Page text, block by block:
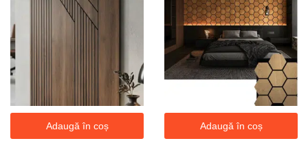
Adaugă în coș Adaugă în coș